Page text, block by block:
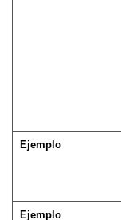
Ejemplo
Ejemplo